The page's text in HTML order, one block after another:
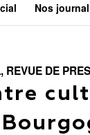
Nos
, REVUE DE